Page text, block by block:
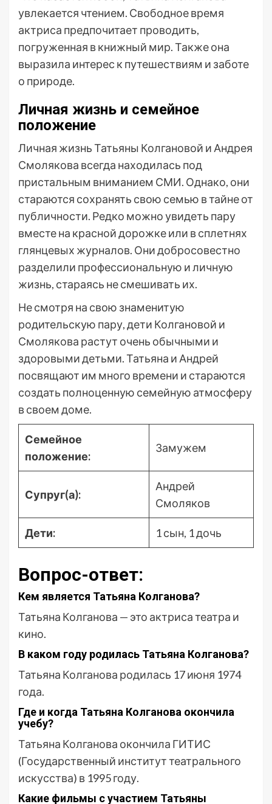
увлекается чтением. Свободное время
актриса предпочитает проводить,
погруженная в книжный мир. Также она
выразила интерес к путешествиям и заботе
о природе.
Личная жизнь и семейное
положение
Личная жизнь Татьяны Колгановой и Андрея
Смолякова всегда находилась под
пристальным вниманием СМИ. Однако, они
стараются сохранять свою семью в тайне от
публичности. Редко можно увидеть пару
вместе на красной дорожке или в сплетнях
глянцевых журналов. Они добросовестно
разделили профессиональную и личную
жизнь, стараясь не смешивать их.
Не смотря на свою знаменитую
родительскую пару, дети Колгановой и
Смолякова растут очень обычными и
здоровыми детьми. Татьяна и Андрей
посвящают им много времени и стараются
создать полноценную семейную атмосферу
в своем доме.
Семейное
положение:
Замужем
Супруг(а):
Андрей
Смоляков
Дети: 1 сын, 1 дочь
Вопрос-ответ:
Кем является Татьяна Колганова?
Татьяна Колганова — это актриса театра и
кино.
В каком году родилась Татьяна Колганова?
Татьяна Колганова родилась 17 июня 1974
года.
Где и когда Татьяна Колганова окончила
учебу?
Татьяна Колганова окончила ГИТИС
(Государственный институт театрального
искусства) в 1995 году.
Какие фильмы с участием Татьяны